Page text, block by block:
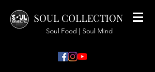
SOUL COLLECTION
Soul Food | Soul Mind